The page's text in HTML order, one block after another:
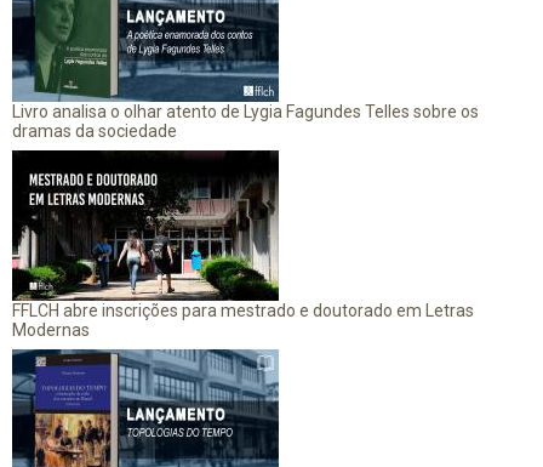
Livro analisa o olhar atento de Lygia Fagundes Telles sobre os
dramas da sociedade
FFLCH abre inscrições para mestrado e doutorado em Letras
Modernas